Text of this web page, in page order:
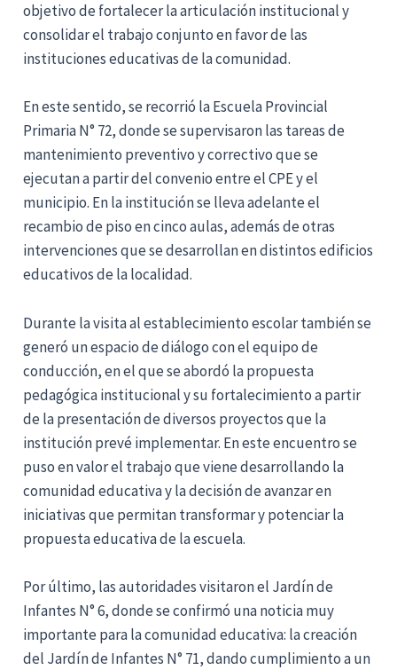
objetivo de fortalecer la articulación institucional y
consolidar el trabajo conjunto en favor de las
instituciones educativas de la comunidad.
En este sentido, se recorrió la Escuela Provincial
Primaria N° 72, donde se supervisaron las tareas de
mantenimiento preventivo y correctivo que se
ejecutan a partir del convenio entre el CPE y el
municipio. En la institución se lleva adelante el
recambio de piso en cinco aulas, además de otras
intervenciones que se desarrollan en distintos edificios
educativos de la localidad.
Durante la visita al establecimiento escolar también se
generó un espacio de diálogo con el equipo de
conducción, en el que se abordó la propuesta
pedagógica institucional y su fortalecimiento a partir
de la presentación de diversos proyectos que la
institución prevé implementar. En este encuentro se
puso en valor el trabajo que viene desarrollando la
comunidad educativa y la decisión de avanzar en
iniciativas que permitan transformar y potenciar la
propuesta educativa de la escuela.
Por último, las autoridades visitaron el Jardín de
Infantes N° 6, donde se confirmó una noticia muy
importante para la comunidad educativa: la creación
del Jardín de Infantes N° 71, dando cumplimiento a un